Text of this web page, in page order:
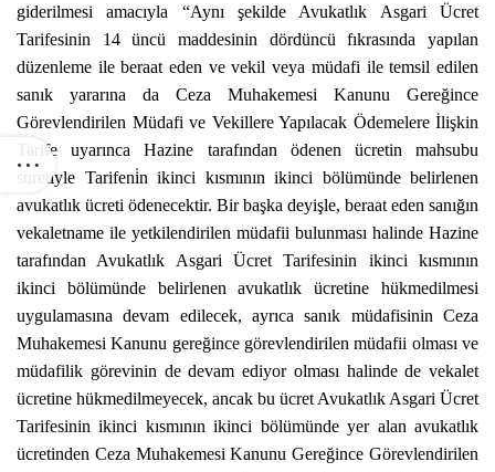
giderilmesi amacıyla “Aynı şekilde Avukatlık Asgari Ücret
Tarifesinin 14 üncü maddesinin dördüncü fıkrasında yapılan
düzenleme ile beraat eden ve vekil veya müdafi ile temsil edilen
sanık yararına da Ceza Muhakemesi Kanunu Gereğince
Görevlendirilen Müdafi ve Vekillere Yapılacak Ödemelere İlişkin
Tarife uyarınca Hazine tarafından ödenen ücretin mahsubu
suretiyle Tarifeni̇n ikinci kısmının ikinci bölümünde belirlenen
avukatlık ücreti ödenecektir. Bir başka deyişle, beraat eden sanığın
vekaletname ile yetkilendirilen müdafii bulunması halinde Hazine
tarafından Avukatlık Asgari Ücret Tarifesinin ikinci kısmının
ikinci bölümünde belirlenen avukatlık ücretine hükmedilmesi
uygulamasına devam edilecek, ayrıca sanık müdafisinin Ceza
Muhakemesi Kanunu gereğince görevlendirilen müdafii olması ve
müdafilik görevinin de devam ediyor olması halinde de vekalet
ücretine hükmedilmeyecek, ancak bu ücret Avukatlık Asgari Ücret
Tarifesinin ikinci kısmının ikinci bölümünde yer alan avukatlık
ücretinden Ceza Muhakemesi Kanunu Gereğince Görevlendirilen